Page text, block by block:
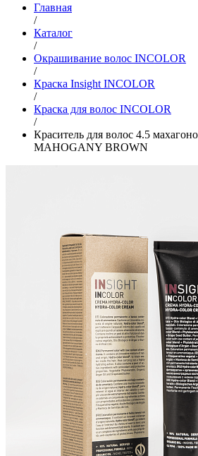
Главная
/
Каталог
/
Окрашивание волос INCOLOR
/
Краска Insight INCOLOR
/
Краска для волос INCOLOR
/
Краситель для волос 4.5
MAHOGANY BROWN